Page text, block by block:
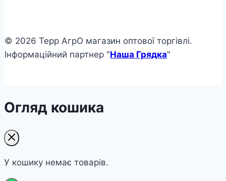
© 2026 Терр АгрО магазин оптової торгівлі.
Інформаційний партнер "Наша Грядка"
Огляд кошика
У кошику немає товарів.